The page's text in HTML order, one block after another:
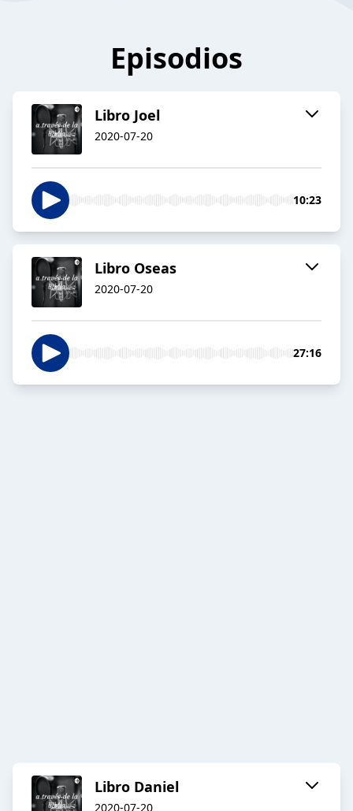
Episodios
Libro Joel
2020-07-20
10:23
Libro Oseas
2020-07-20
27:16
Libro Daniel
2020-07-20